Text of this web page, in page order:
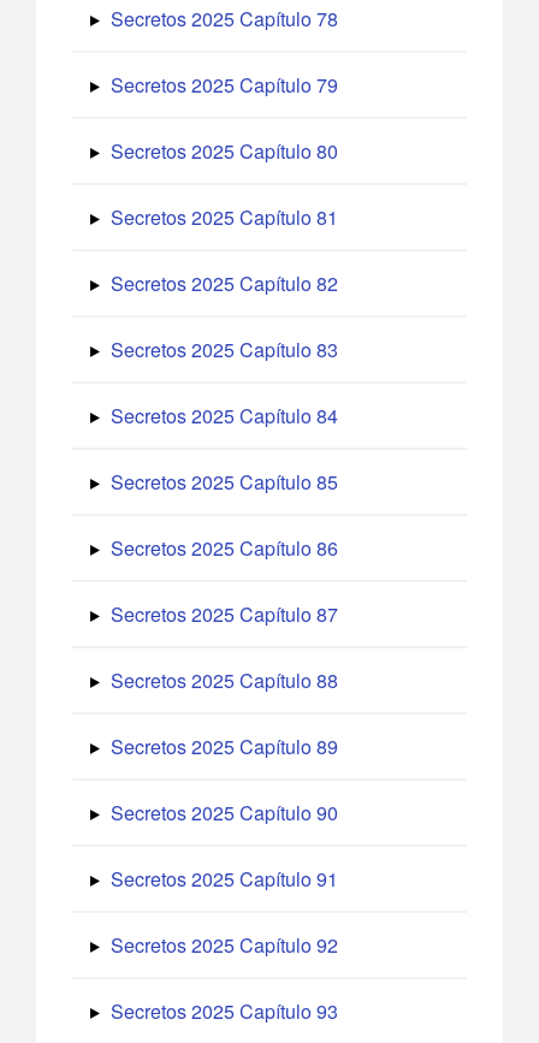
Secretos 2025 Capítulo 78
Secretos 2025 Capítulo 79
Secretos 2025 Capítulo 80
Secretos 2025 Capítulo 81
Secretos 2025 Capítulo 82
Secretos 2025 Capítulo 83
Secretos 2025 Capítulo 84
Secretos 2025 Capítulo 85
Secretos 2025 Capítulo 86
Secretos 2025 Capítulo 87
Secretos 2025 Capítulo 88
Secretos 2025 Capítulo 89
Secretos 2025 Capítulo 90
Secretos 2025 Capítulo 91
Secretos 2025 Capítulo 92
Secretos 2025 Capítulo 93